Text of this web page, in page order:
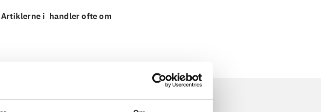
Artiklerne i handler ofte om